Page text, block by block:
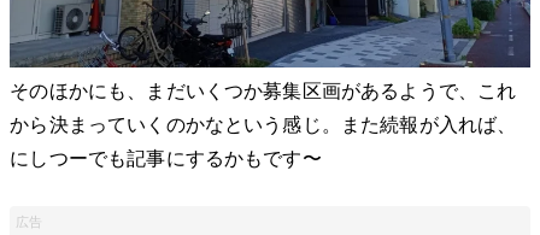
そのほかにも、まだいくつか募集区画があるようで、これ
から決まっていくのかなという感じ。また続報が入れば、
にしつーでも記事にするかもです〜